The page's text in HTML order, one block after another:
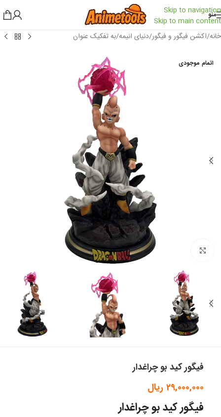
Skip to navigation
Skip to main content
منو
خانه/اکشن فیگور و فیگور/دنیای انیمه/به تفکیک عنوان
اتمام موجودی
بزرگنمایی تصویر
فیگور کید بو چراغدار
29,000,000 ریال
فیگور کید بو چراغدار